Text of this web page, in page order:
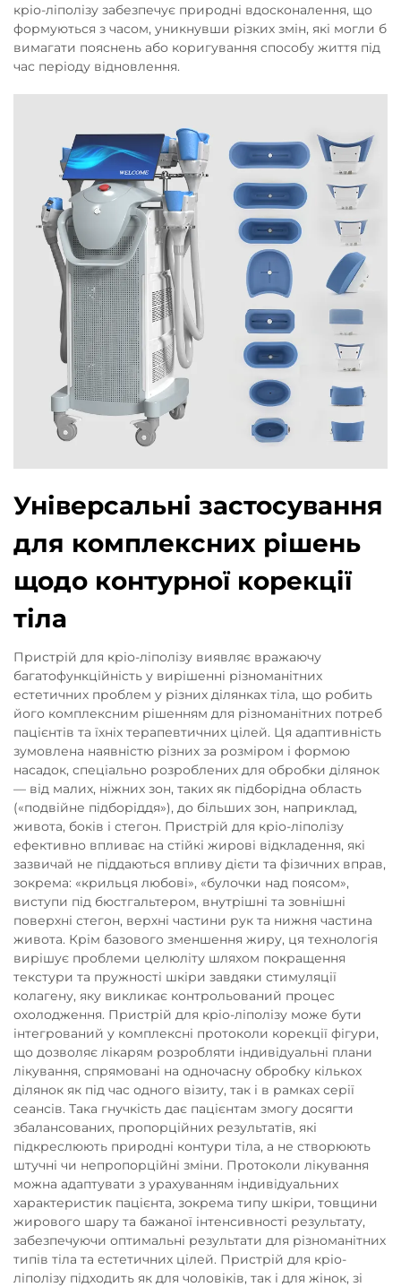
кріо-ліполізу забезпечує природні вдосконалення, що
формуються з часом, уникнувши різких змін, які могли б
вимагати пояснень або коригування способу життя під
час періоду відновлення.
Універсальні застосування
для комплексних рішень
щодо контурної корекції
тіла
Пристрій для кріо-ліполізу виявляє вражаючу
багатофункційність у вирішенні різноманітних
естетичних проблем у різних ділянках тіла, що робить
його комплексним рішенням для різноманітних потреб
пацієнтів та їхніх терапевтичних цілей. Ця адаптивність
зумовлена наявністю різних за розміром і формою
насадок, спеціально розроблених для обробки ділянок
— від малих, ніжних зон, таких як підборідна область
(«подвійне підборіддя»), до більших зон, наприклад,
живота, боків і стегон. Пристрій для кріо-ліполізу
ефективно впливає на стійкі жирові відкладення, які
зазвичай не піддаються впливу дієти та фізичних вправ,
зокрема: «крильця любові», «булочки над поясом»,
виступи під бюстгальтером, внутрішні та зовнішні
поверхні стегон, верхні частини рук та нижня частина
живота. Крім базового зменшення жиру, ця технологія
вирішує проблеми целюліту шляхом покращення
текстури та пружності шкіри завдяки стимуляції
колагену, яку викликає контрольований процес
охолодження. Пристрій для кріо-ліполізу може бути
інтегрований у комплексні протоколи корекції фігури,
що дозволяє лікарям розробляти індивідуальні плани
лікування, спрямовані на одночасну обробку кількох
ділянок як під час одного візиту, так і в рамках серії
сеансів. Така гнучкість дає пацієнтам змогу досягти
збалансованих, пропорційних результатів, які
підкреслюють природні контури тіла, а не створюють
штучні чи непропорційні зміни. Протоколи лікування
можна адаптувати з урахуванням індивідуальних
характеристик пацієнта, зокрема типу шкіри, товщини
жирового шару та бажаної інтенсивності результату,
забезпечуючи оптимальні результати для різноманітних
типів тіла та естетичних цілей. Пристрій для кріо-
ліполізу підходить як для чоловіків, так і для жінок, зі